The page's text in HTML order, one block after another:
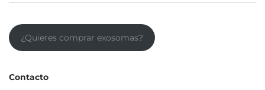
¿Quieres comprar exosomas?
Contacto